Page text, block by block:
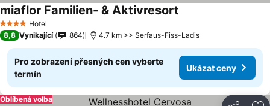
4 Počet hvězdiček
Hotel
miaflor Familien- & Aktivresort
8,8 Vynikající 864 4.7 km >> Serfaus-Fiss-Ladis
Pro zobrazení přesných cen vyberte
termín
Ukázat ceny
Oblíbená volba